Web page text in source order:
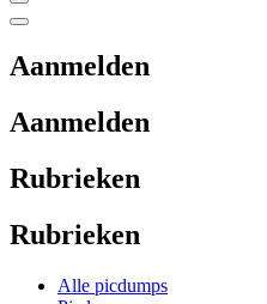
Aanmelden
Aanmelden
Rubrieken
Rubrieken
Alle picdumps